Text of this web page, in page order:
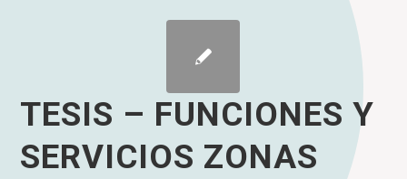
TESIS – FUNCIONES Y
SERVICIOS ZONAS